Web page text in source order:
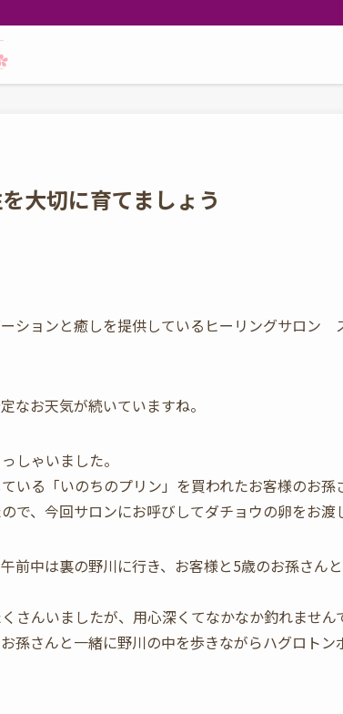
大切に育てましょう
ションと癒しを提供しているヒーリングサロン
なお天気が続いていますね。
しゃいました。
いる「いのちのプリン」を買われたお客様のお孫
で、今回サロンにお呼びしてダチョウの卵をお渡
前中は裏の野川に行き、お客様と5歳のお孫さん
さんいましたが、用心深くてなかなか釣れません
孫さんと一緒に野川の中を歩きながらハグロトン